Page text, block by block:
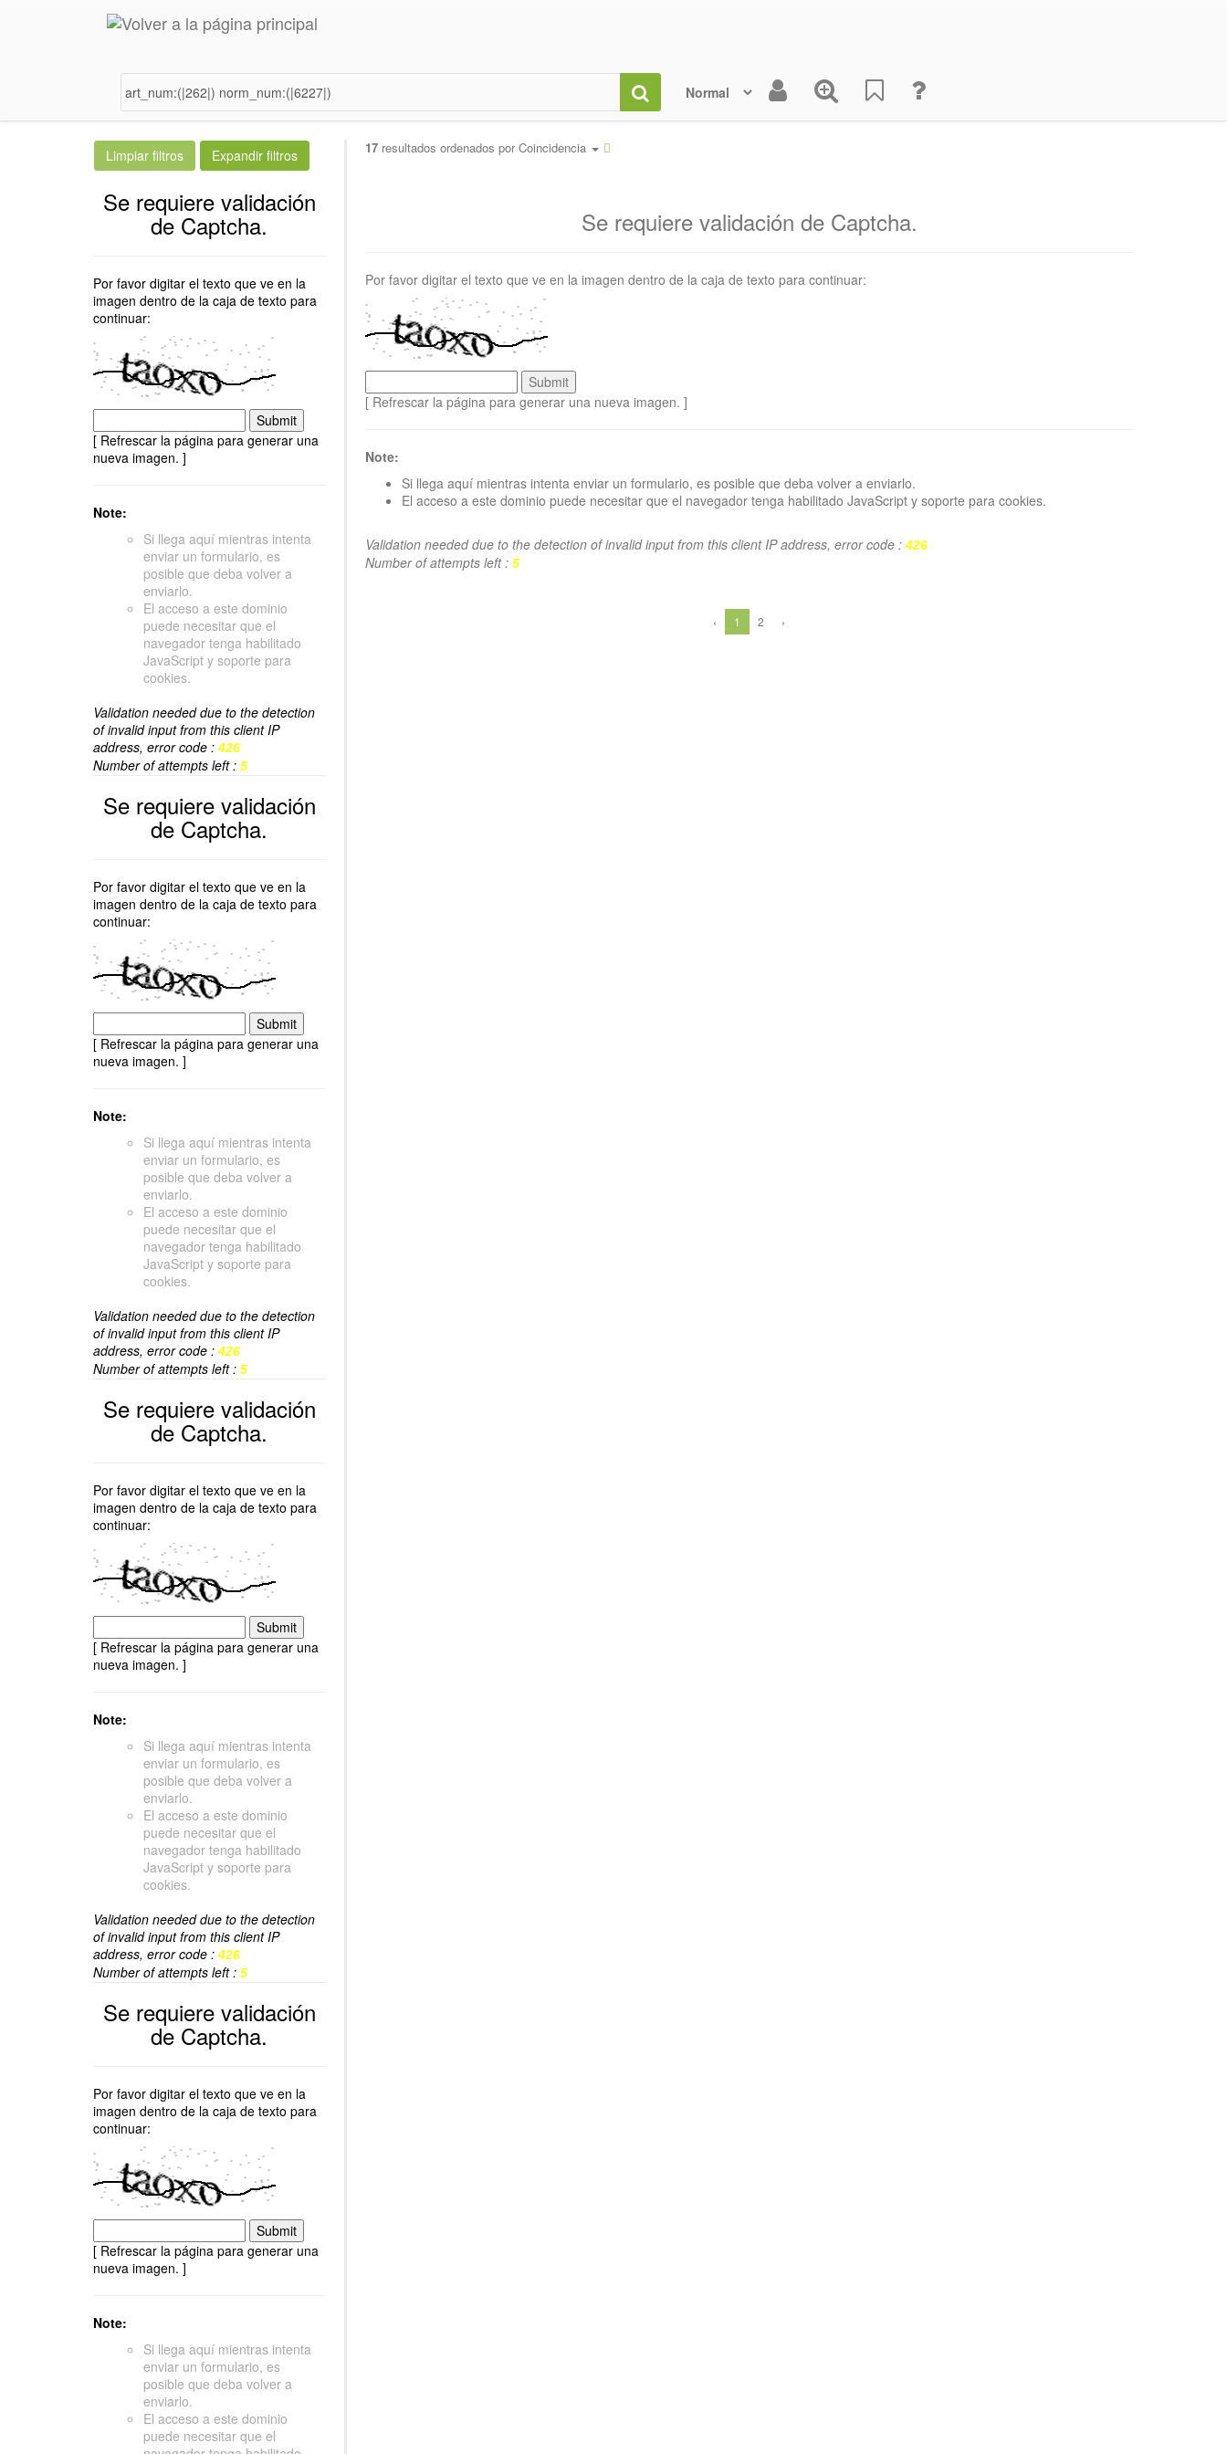
Se requiere validación
de Captcha.
Por favor digitar el texto que ve en la
imagen dentro de la caja de texto para
continuar:
[ Refrescar la página para generar una
nueva imagen. ]
Note:
Si llega aquí mientras intenta
enviar un formulario, es
posible que deba volver a
enviarlo.
El acceso a este dominio
puede necesitar que el
navegador tenga habilitado
JavaScript y soporte para
cookies.
Validation needed due to the detection
of invalid input from this client IP
address, error code : 426
Number of attempts left : 5
Se requiere validación
de Captcha.
Por favor digitar el texto que ve en la
imagen dentro de la caja de texto para
continuar:
[ Refrescar la página para generar una
nueva imagen. ]
Note:
Si llega aquí mientras intenta
enviar un formulario, es
posible que deba volver a
enviarlo.
El acceso a este dominio
puede necesitar que el
navegador tenga habilitado
JavaScript y soporte para
cookies.
Validation needed due to the detection
of invalid input from this client IP
address, error code : 426
Number of attempts left : 5
Se requiere validación
de Captcha.
Por favor digitar el texto que ve en la
imagen dentro de la caja de texto para
continuar:
[ Refrescar la página para generar una
nueva imagen. ]
Note:
Si llega aquí mientras intenta
enviar un formulario, es
posible que deba volver a
enviarlo.
El acceso a este dominio
puede necesitar que el
navegador tenga habilitado
JavaScript y soporte para
cookies.
Validation needed due to the detection
of invalid input from this client IP
address, error code : 426
Number of attempts left : 5
Se requiere validación
de Captcha.
Por favor digitar el texto que ve en la
imagen dentro de la caja de texto para
continuar:
[ Refrescar la página para generar una
nueva imagen. ]
Note:
Si llega aquí mientras intenta
enviar un formulario, es
posible que deba volver a
enviarlo.
El acceso a este dominio
puede necesitar que el
17resultados ordenados por Coincidencia
Se requiere validación de Captcha.
Por favor digitar el texto que ve en la imagen dentro de la caja de texto para continuar:
[ Refrescar la página para generar una nueva imagen. ]
Note:
Si llega aquí mientras intenta enviar un formulario, es posible que deba volver a enviarlo.
El acceso a este dominio puede necesitar que el navegador tenga habilitado JavaScript y soporte para cookies.
Validation needed due to the detection of invalid input from this client IP address, error code : 426
Number of attempts left : 5
‹ 1 2 ›